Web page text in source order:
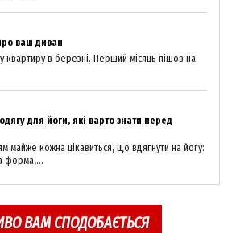
ваш диван
квартиру в березні. Перший місяць пішов на
для йоги, які варто знати перед
майже кожна цікавиться, що вдягнути на йогу:
форма,...
ВАМ СПОДОБАЄТЬСЯ